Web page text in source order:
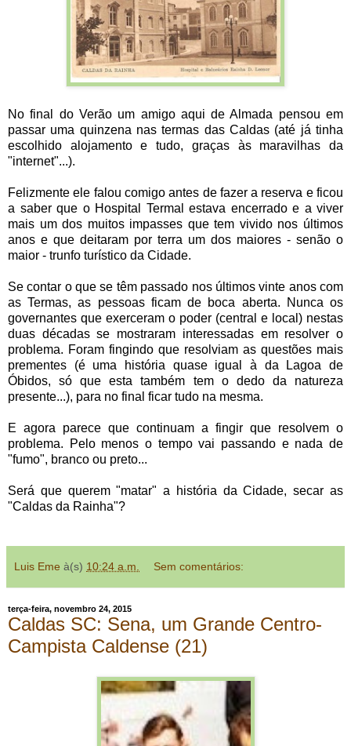
No final do Verão um amigo aqui de Almada pensou em
passar uma quinzena nas termas das Caldas (até já tinha
escolhido alojamento e tudo, graças às maravilhas da
"internet"...).
Felizmente ele falou comigo antes de fazer a reserva e ficou
a saber que o Hospital Termal estava encerrado e a viver
mais um dos muitos impasses que tem vivido nos últimos
anos e que deitaram por terra um dos maiores - senão o
maior - trunfo turístico da Cidade.
Se contar o que se têm passado nos últimos vinte anos com
as Termas, as pessoas ficam de boca aberta. Nunca os
governantes que exerceram o poder (central e local) nestas
duas décadas se mostraram interessadas em resolver o
problema. Foram fingindo que resolviam as questões mais
prementes (é uma história quase igual à da Lagoa de
Óbidos, só que esta também tem o dedo da natureza
presente...), para no final ficar tudo na mesma.
E agora parece que continuam a fingir que resolvem o
problema. Pelo menos o tempo vai passando e nada de
"fumo", branco ou preto...
Será que querem "matar" a história da Cidade, secar as
"Caldas da Rainha"?
Luis Eme à(s) 10:24 a.m. Sem comentários:
terça-feira, novembro 24, 2015
Caldas SC: Sena, um Grande Centro-
Campista Caldense (21)